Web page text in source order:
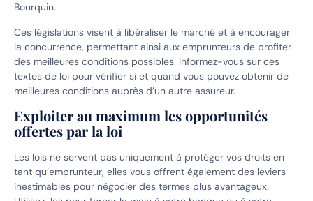
Bourquin.
Ces législations visent à libéraliser le marché et à encourager
la concurrence, permettant ainsi aux emprunteurs de profiter
des meilleures conditions possibles. Informez-vous sur ces
textes de loi pour vérifier si et quand vous pouvez obtenir de
meilleures conditions auprès d’un autre assureur.
Exploiter au maximum les opportunités
offertes par la loi
Les lois ne servent pas uniquement à protéger vos droits en
tant qu’emprunteur, elles vous offrent également des leviers
inestimables pour négocier des termes plus avantageux.